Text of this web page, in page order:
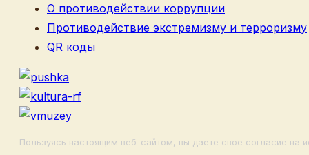
О противодействии коррупции
Противодействие экстремизму и терроризму
QR коды
Пользуясь настоящим веб-сайтом, вы даете свое согласие на